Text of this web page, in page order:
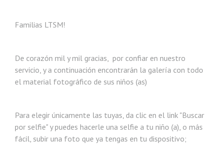
Familias LTSM!
De corazón mil y mil gracias, por confiar en nuestro
servicio, y a continuación encontrarán la galería con todo
el material fotográfico de sus niños (as)
Para elegir únicamente las tuyas, da clic en el link "Buscar
por selfie" y puedes hacerle una selfie a tu niño (a), o más
fácil, subir una foto que ya tengas en tu dispositivo;